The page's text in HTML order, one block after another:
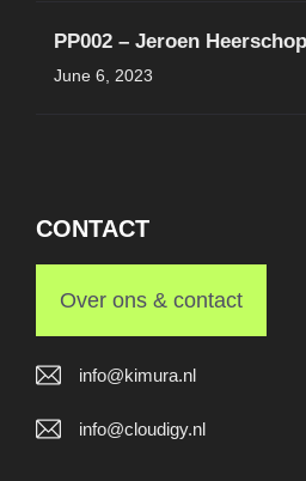
PP002 – Jeroen
June 6, 2023
CONTACT
Over ons & contact
info@kimura.nl
info@cloudigy.nl